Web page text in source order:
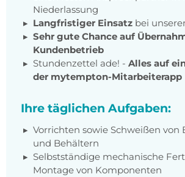
Niederlassung
Langfristiger Einsatz bei
Sehr gute Chance auf
Kundenbetrieb
Stundenzettel ade! - Alles auf
der mytempton-Mitarbeiterapp
Ihre täglichen Aufgaben:
Vorrichten sowie Schweißen von
und Behältern
Selbstständige mechanische
Montage von Komponenten